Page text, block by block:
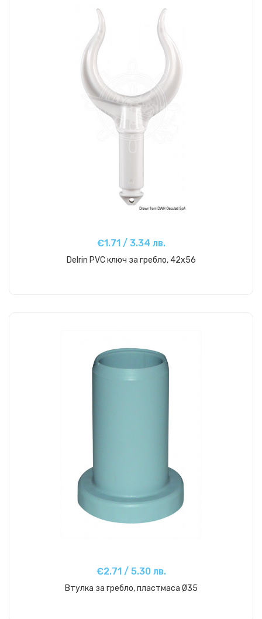
€1.71 / 3.34 лв.
Delrin PVC ключ за гребло, 42x56
€2.71 / 5.30 лв.
Втулка за гребло, пластмаса Ø35